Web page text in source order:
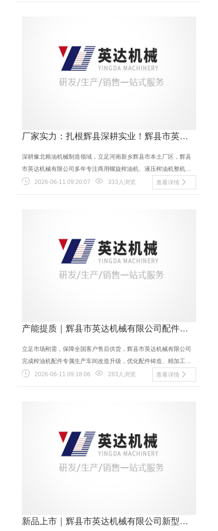
厂家实力：扎根辉县深耕实业！辉县市英达
深耕豫北粮油机械制造领域，立足河南新乡辉县市本土厂区，辉县
市英达机械有限公司多年专注商用螺旋榨油机、液压榨油机整机研
发生产，以及全系列榨油机原厂配件精加工生产，......
2026-06-11 09:20:07 333人浏览 查看详情
产能提质｜辉县市英达机械有限公司配件车
立足市场刚需，保障全国客户售后供货，辉县市英达机械有限公司
完成榨油机配件专属生产车间改造升级，优化配件铸造、精加工生
产线，全面提升榨油机通用配件、定制配件产能，......
2026-06-11 09:18:06 283人浏览 查看详情
新品上市｜辉县市英达机械有限公司新型商